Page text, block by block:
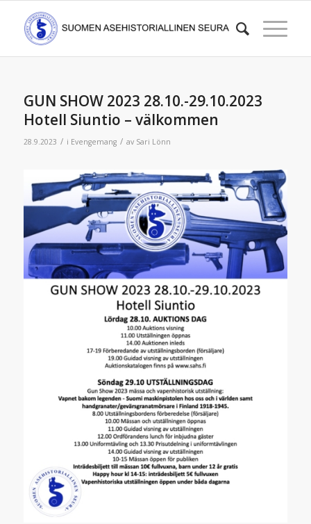
GUN SHOW 2023 28.10.-29.10.2023
Hotell Siuntio – välkommen
28.9.2023 / i Evengemang / av Sari Lönn